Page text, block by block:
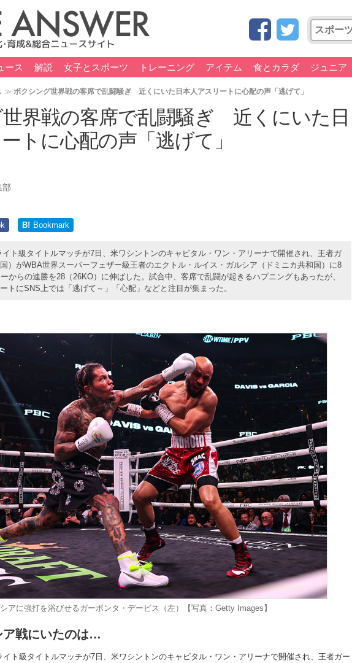
ース 解説 女子とスポーツ トレーニング アイテム 食とカラダ ジュニア
ボクシング世界戦の客席で乱闘騒ぎ 近くにいた日本人アスリートに心配の声「逃げて」
界戦の客席で乱闘騒ぎ 近くにいた日
トに心配の声「逃げて」
部
B! Bookmark
ト級タイトルマッチが7日、米ワシントンのキャピタル・ワン・アリーナで開催され、王者ガ
）がWBA世界スーパーフェザー級王者のエクトル・ルイス・ガルシア（ドミニカ共和国）に8
からの連勝を28（26KO）に伸ばした。試合中、客席で乱闘が起きるハプニングもあったが、
トにSNS上では「逃げて～」「心配」などと注目が集まった。
アに強打を浴びせるガーボンタ・デービス（左）【写真：Getty Images】
戦にいたのは…
ト級タイトルマッチが7日、米ワシントンのキャピタル・ワン・アリーナで開催され、王者ガー